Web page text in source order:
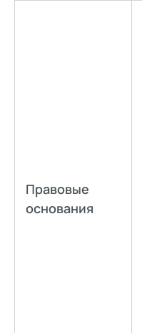
Правовые
основания